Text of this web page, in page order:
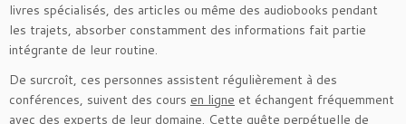
livres spécialisés, des articles ou même des audiobooks pendant
les trajets, absorber constamment des informations fait partie
intégrante de leur routine.
De surcroît, ces personnes assistent régulièrement à des
conférences, suivent des cours en ligne et échangent fréquemment
avec des experts de leur domaine. Cette quête perpétuelle de